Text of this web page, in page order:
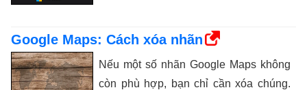
Google Maps: Cách xóa nhãn
Nếu một số nhãn Google Maps không
còn phù hợp, bạn chỉ cần xóa chúng.